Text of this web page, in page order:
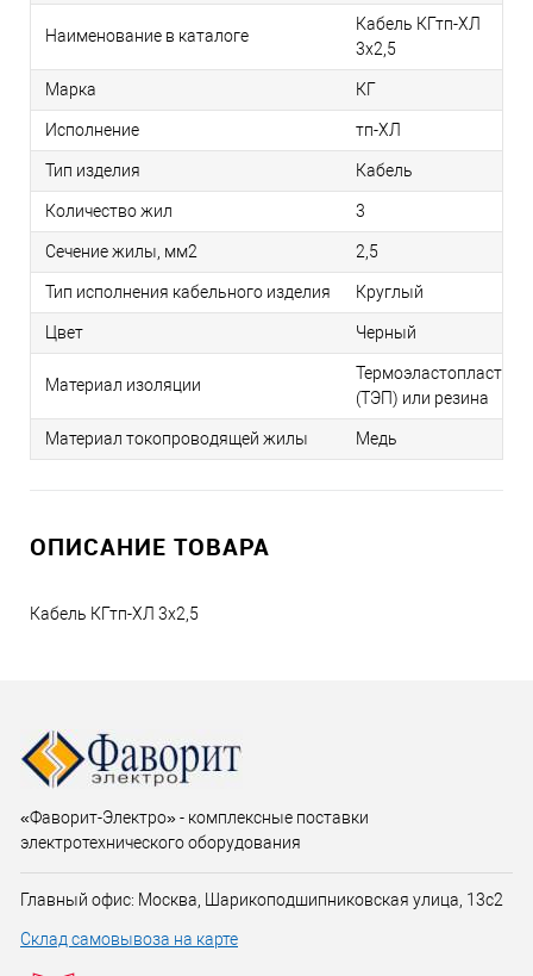
Наименование в каталоге
Кабель КГтп-ХЛ
3х2,5
Марка КГ
Исполнение тп-ХЛ
Тип изделия Кабель
Количество жил 3
Сечение жилы, мм2 2,5
Тип исполнения кабельного изделия Круглый
Цвет Черный
Материал изоляции
Термоэластопласт
(ТЭП) или резина
Материал токопроводящей жилы Медь
ОПИСАНИЕ ТОВАРА
Кабель КГтп-ХЛ 3х2,5
«Фаворит-Электро» - комплексные поставки
электротехнического оборудования
Главный офис: Москва, Шарикоподшипниковская улица, 13с2
Склад самовывоза на карте